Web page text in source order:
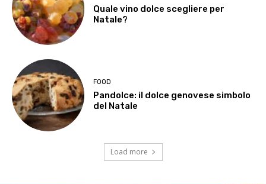
Quale vino dolce scegliere per
Natale?
FOOD
Pandolce: il dolce genovese simbolo
del Natale
Load more